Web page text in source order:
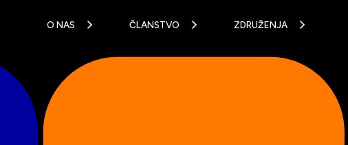
O NAS ČLANSTVO ZDRUŽENJA